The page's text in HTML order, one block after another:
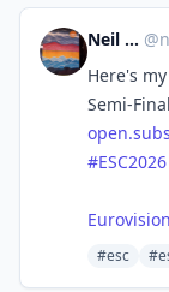
Neil Shooter @
Here's
Semi-
#ESC2026
#esc